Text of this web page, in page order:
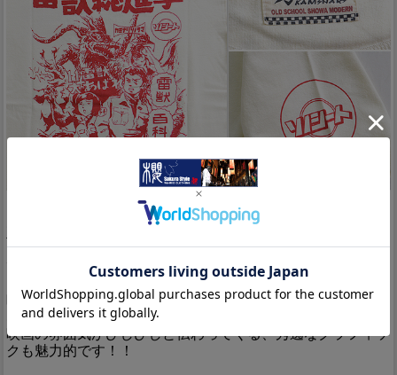
Detail
「JAPANESE BAD BOY」をコンセプトに掲げ、昭和の由緒
ミナリ」より「雷獣総進撃半袖Tシャツ(KMT-97)」が入荷し
てまいりました。
映画のポスターをモチーフにした、レトロな雰囲気がたまら
ない1着が登場！
映画の雰囲気がひしひしと伝わってくる、秀逸なグラフィッ
クも魅力的です！！